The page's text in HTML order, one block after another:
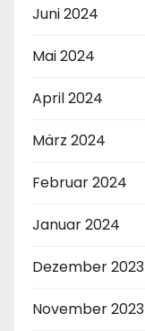
Juni 2024
Mai 2024
April 2024
März 2024
Februar 2024
Januar 2024
Dezember 2023
November 2023